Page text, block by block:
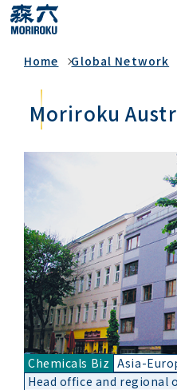
What's MORIROKU?
About Us
Sustainability
Investors
Recruit
Global Network
Home Global Network
Moriroku
Chemicals Biz Asia-
Head office and regional